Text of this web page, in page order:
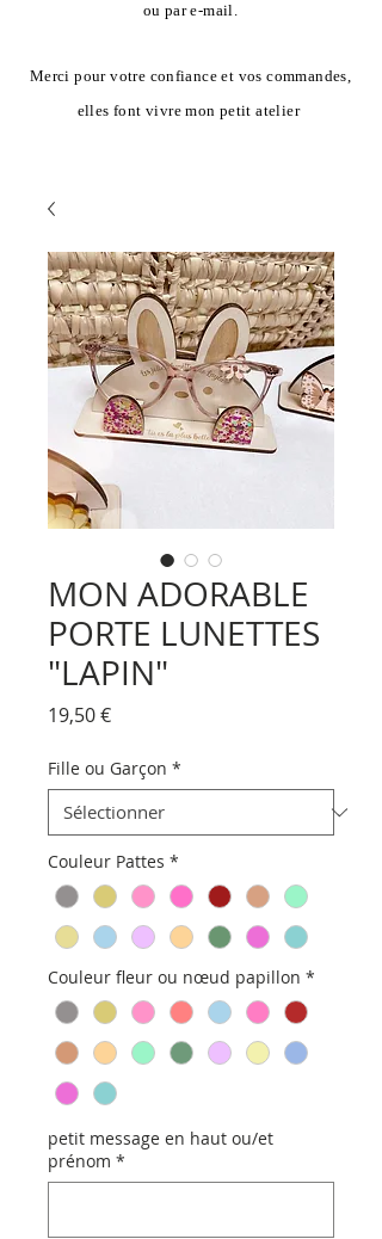
ou par e-mail.
Merci pour votre confiance et vos commandes,
elles font vivre mon petit atelier
MON ADORABLE
PORTE LUNETTES
"LAPIN"
19,50 €Prix
Fille ou Garçon *
Couleur Pattes *
Couleur fleur ou nœud papillon *
petit message en haut ou/et
prénom *